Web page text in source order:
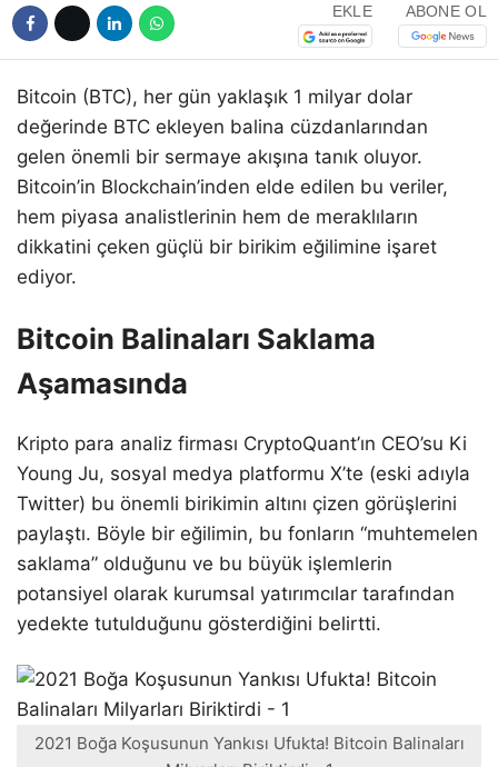
EKLE ABONE OL
Bitcoin (BTC), her gün yaklaşık 1 milyar dolar
değerinde BTC ekleyen balina cüzdanlarından
gelen önemli bir sermaye akışına tanık oluyor.
Bitcoin’in Blockchain’inden elde edilen bu veriler,
hem piyasa analistlerinin hem de meraklıların
dikkatini çeken güçlü bir birikim eğilimine işaret
ediyor.
Bitcoin Balinaları Saklama
Aşamasında
Kripto para analiz firması CryptoQuant’ın CEO’su Ki
Young Ju, sosyal medya platformu X’te (eski adıyla
Twitter) bu önemli birikimin altını çizen görüşlerini
paylaştı. Böyle bir eğilimin, bu fonların “muhtemelen
saklama” olduğunu ve bu büyük işlemlerin
potansiyel olarak kurumsal yatırımcılar tarafından
yedekte tutulduğunu gösterdiğini belirtti.
2021 Boğa Koşusunun Yankısı Ufukta! Bitcoin Balinaları